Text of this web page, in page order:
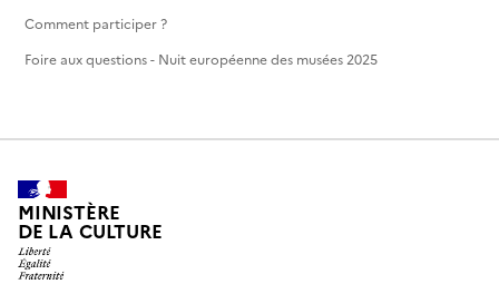
Comment participer ?
Foire aux questions - Nuit européenne des musées 2025
MINISTÈRE
DE LA CULTURE